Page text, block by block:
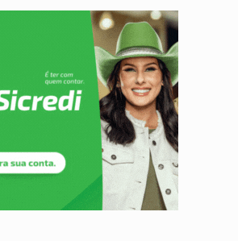
FTICCO e Força Tática prendem membro do CV com arma e drogas
Prefeitura fortalece parceria com a APAE para ampliar ações
Exército testa inovações no combate a drones durante
SOCIOAMBIENTAIS:Em Itapuã do Oeste, CINEMAZÔNIA leva cinema
Interior de Rondônia terá sábado (8) de calor
Após quase 30 anos de espera, asfalto chega ao
Coreografia de Rondônia estreia na programação do Festival de